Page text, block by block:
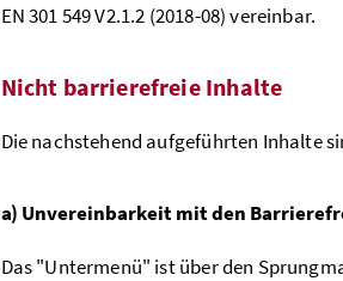
EN 301 549 V2.1.2 (2018-08) vereinbar.
Nicht barrierefreie Inhalte
Die nachstehend aufgeführten Inhalte
a) Unvereinbarkeit mit den
Das "Untermenü" ist über den